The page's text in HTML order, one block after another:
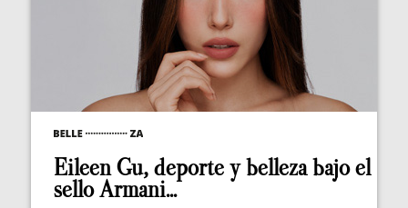
Eileen Gu, deporte y belleza bajo el
sello Armani...